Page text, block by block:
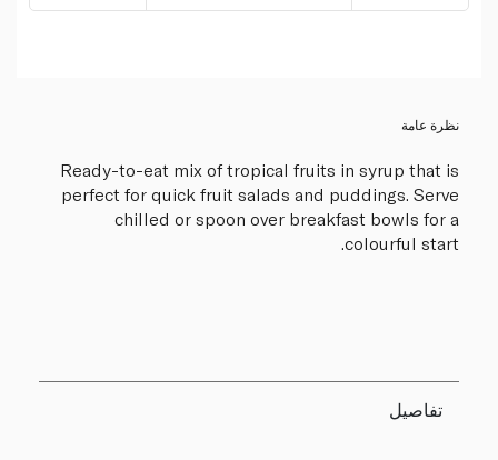
نظرة عامة
Ready-to-eat mix of tropical fruits in syrup that is
perfect for quick fruit salads and puddings. Serve
chilled or spoon over breakfast bowls for a
colourful start.
تفاصيل